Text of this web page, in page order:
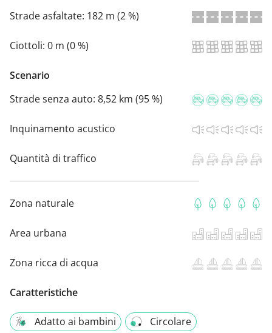
Strade asfaltate: 182 m (2 %)
Ciottoli: 0 m (0 %)
Scenario
Strade senza auto: 8,52 km (95 %)
Inquinamento acustico
Quantità di traffico
Zona naturale
Area urbana
Zona ricca di acqua
Caratteristiche
Adatto ai bambini Circolare